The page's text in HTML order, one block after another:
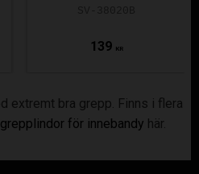
139 KR
extremt bra grepp. Finns i flera
grepplindor för innebandy här.